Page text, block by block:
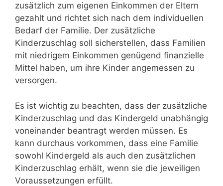
zusätzlich zum eigenen Einkommen der Eltern
gezahlt und richtet sich nach dem individuellen
Bedarf der Familie. Der zusätzliche
Kinderzuschlag soll sicherstellen, dass Familien
mit niedrigem Einkommen genügend finanzielle
Mittel haben, um ihre Kinder angemessen zu
versorgen.
Es ist wichtig zu beachten, dass der zusätzliche
Kinderzuschlag und das Kindergeld unabhängig
voneinander beantragt werden müssen. Es
kann durchaus vorkommen, dass eine Familie
sowohl Kindergeld als auch den zusätzlichen
Kinderzuschlag erhält, wenn sie die jeweiligen
Voraussetzungen erfüllt.